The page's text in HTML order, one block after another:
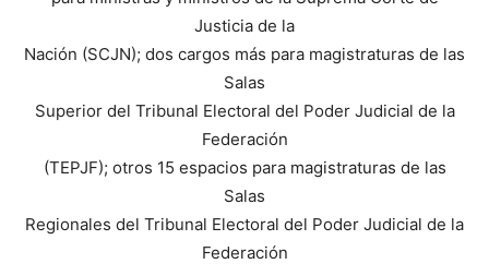
Justicia de la
Nación (SCJN); dos cargos más para magistraturas de las
Salas
Superior del Tribunal Electoral del Poder Judicial de la
Federación
(TEPJF); otros 15 espacios para magistraturas de las
Salas
Regionales del Tribunal Electoral del Poder Judicial de la
Federación